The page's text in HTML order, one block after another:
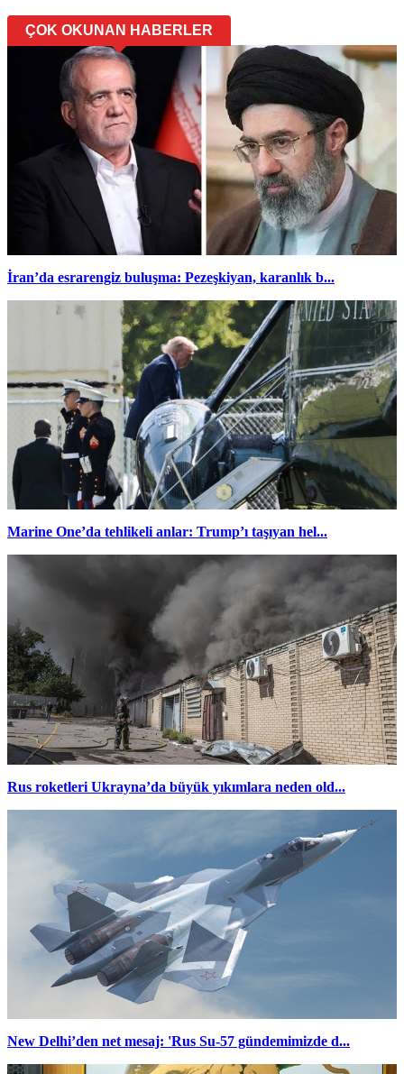
ÇOK OKUNAN HABERLER
İran’da esrarengiz buluşma: Pezeşkiyan, karanlık b...
Marine One’da tehlikeli anlar: Trump’ı taşıyan hel...
Rus roketleri Ukrayna’da büyük yıkımlara neden old...
New Delhi’den net mesaj: 'Rus Su-57 gündemimizde d...